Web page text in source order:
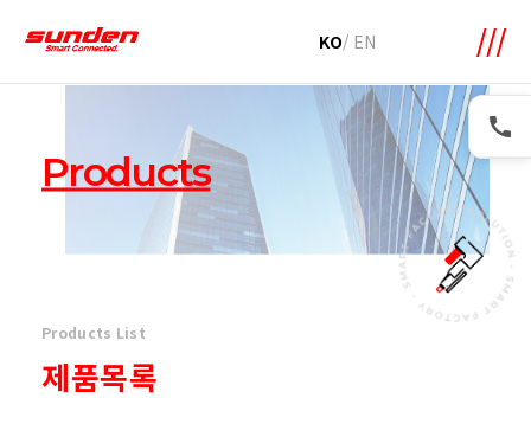
KO/ EN
Products
Products List
제품목록